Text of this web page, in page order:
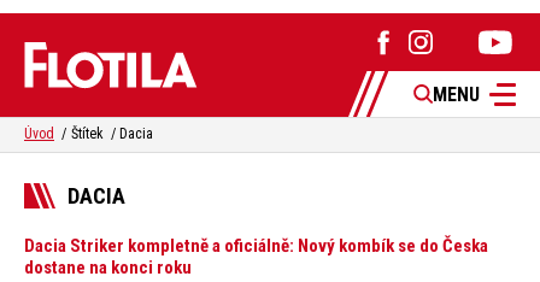
MENU
Úvod Štítek Dacia
DACIA
Dacia Striker kompletně a oficiálně: Nový kombík se do Česka
dostane na konci roku